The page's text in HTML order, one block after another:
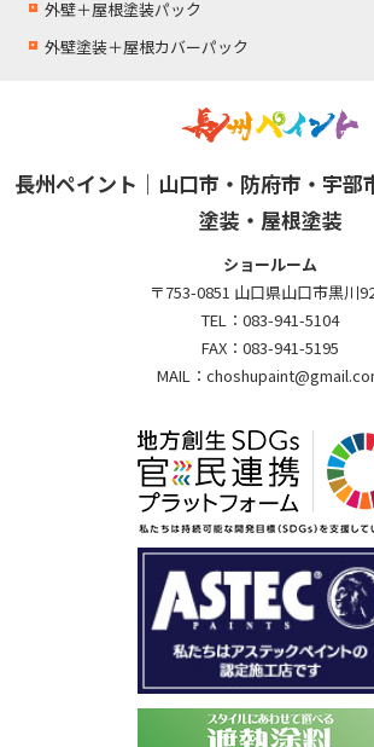
外壁＋屋根塗装パック
外壁塗装＋屋根カバーパック
長州ペイント｜山口市・防府市・宇部
塗装・屋根塗装
ショールーム
〒753-0851 山口県山口市黒川
TEL： 083-941-5104
FAX： 083-941-5195
MAIL：